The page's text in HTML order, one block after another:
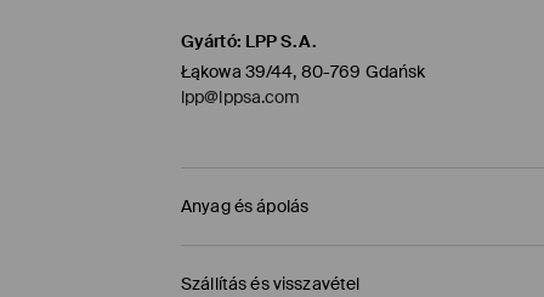
Gyártó: LPP S.A.
Łąkowa 39/44, 80-769 Gdańsk
lpp@lppsa.com
Anyag és ápolás
Fő anya: 70% VISZKÓZ, 30% POLIAMID
Szállítás és visszavétel